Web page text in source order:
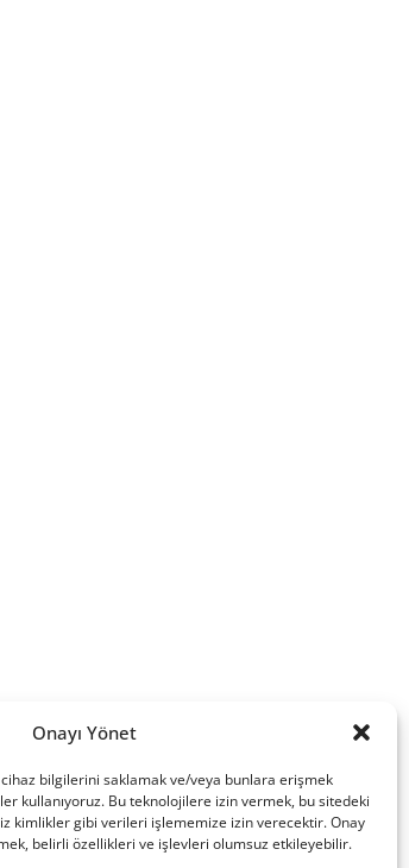
Onayı Yönet
bilgilerini saklamak ve/veya bunlara erişmek
kullanıyoruz. Bu teknolojilere izin vermek, bu sitedeki
kimlikler gibi verileri işlememize izin verecektir. Onay
belirli özellikleri ve işlevleri olumsuz etkileyebilir.